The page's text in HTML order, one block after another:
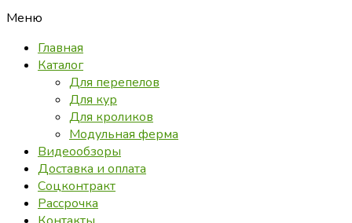
Меню
Главная
Каталог
Для перепелов
Для кур
Для кроликов
Модульная ферма
Видеообзоры
Доставка и оплата
Соцконтракт
Рассрочка